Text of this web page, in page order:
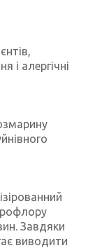
і алергічні
Завдяки
виводити